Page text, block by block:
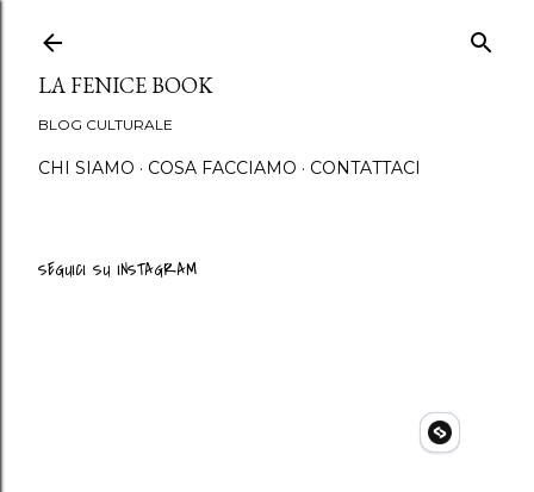
LA FENICE BOOK
BLOG CULTURALE
CHI SIAMO COSA FACCIAMO CONTATTACI
SEGUICI SU INSTAGRAM